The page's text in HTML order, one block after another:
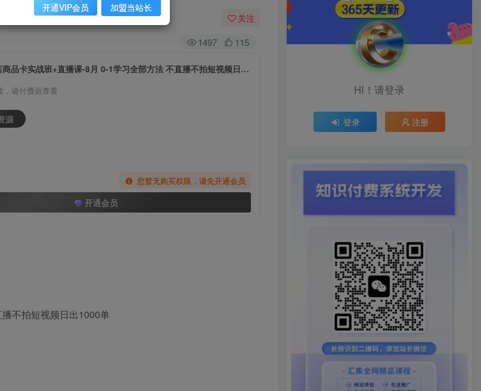
关注
1497 115
（7240期）抖店商品卡实战班+直播课-8月 0-1学习全部方法 不直播不拍短视频日出1000单
，请付费后查看
源
您暂无购买权限，请先开通会员
开通会员
不拍短视频日出1000单
HI！请登录
登录 注册
开通VIP会员 加盟当站长